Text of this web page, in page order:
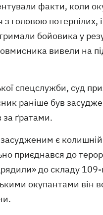
факти, коли
з головою
бойовика у
вивели на
спецслужби, суд
раніше був
за ґратами.
засудженим є
приєднався до
до складу 109-
окупантами він